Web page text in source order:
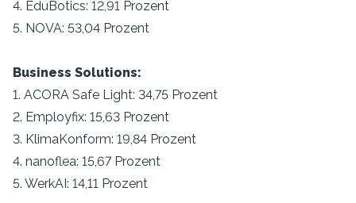
4. EduBotics: 12,91 Prozent
5. NOVA: 53,04 Prozent
Business Solutions:
1. ACORA Safe Light: 34,75 Prozent
2. Employfix: 15,63 Prozent
3. KlimaKonform: 19,84 Prozent
4. nanoflea: 15,67 Prozent
5. WerkAI: 14,11 Prozent